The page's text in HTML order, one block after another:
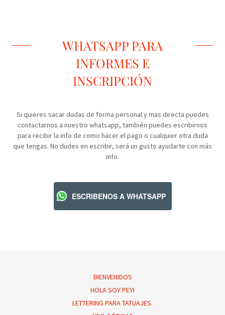
WHATSAPP PARA
INFORMES E
INSCRIPCIÓN
Si quieres sacar dudas de forma personal y mas directa puedes
contactarnos a nuestro whatsapp, también puedes escribirnos
para recibir la info de como hacer el pago o cualquier otra duda
que tengas. No dudes en escribir, será un gusto ayudarte con más
info.
ESCRIBENOS A WHATSAPP
BIENVENIDOS
HOLA SOY PEYI
LETTERING PARA TATUAJES.